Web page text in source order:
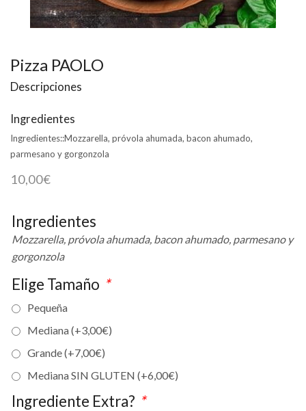
Pizza PAOLO
Descripciones
Ingredientes
Ingredientes::Mozzarella, próvola ahumada, bacon ahumado,
parmesano y gorgonzola
10,00€
Ingredientes
Mozzarella, próvola ahumada, bacon ahumado, parmesano y
gorgonzola
Elige Tamaño *
Pequeña
Mediana (+3,00€)
Grande (+7,00€)
Mediana SIN GLUTEN (+6,00€)
Ingrediente Extra? *